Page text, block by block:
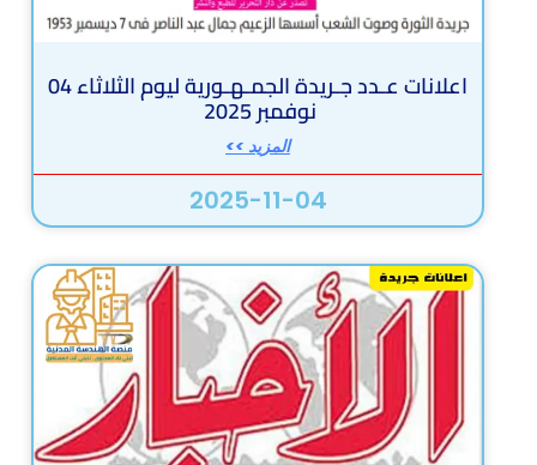
اعلانات عـدد جـريدة الجمـهـورية ليوم الثلاثاء 04
نوفمبر 2025
المزيد >>
2025-11-04